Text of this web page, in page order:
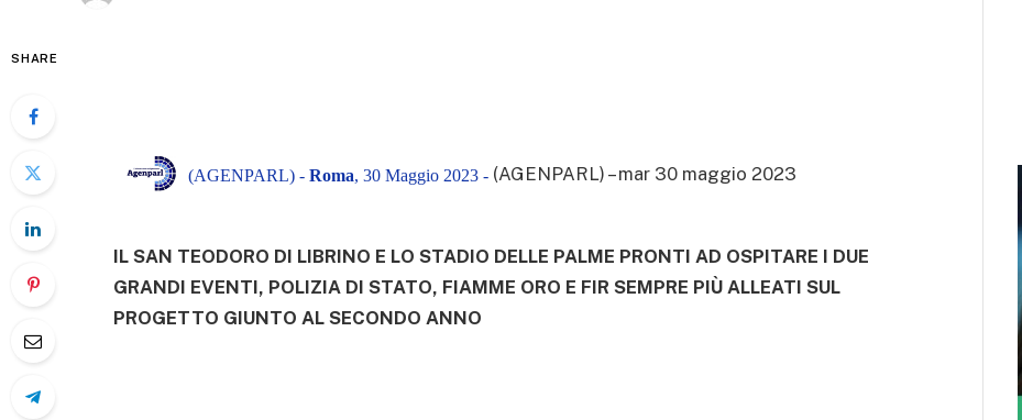
SHARE
(AGENPARL) - Roma, 30 Maggio 2023 - (AGENPARL) – mar 30 maggio 2023
IL SAN TEODORO DI LIBRINO E LO STADIO DELLE PALME PRONTI AD OSPITARE I DUE
GRANDI EVENTI, POLIZIA DI STATO, FIAMME ORO E FIR SEMPRE PIÙ ALLEATI SUL
PROGETTO GIUNTO AL SECONDO ANNO